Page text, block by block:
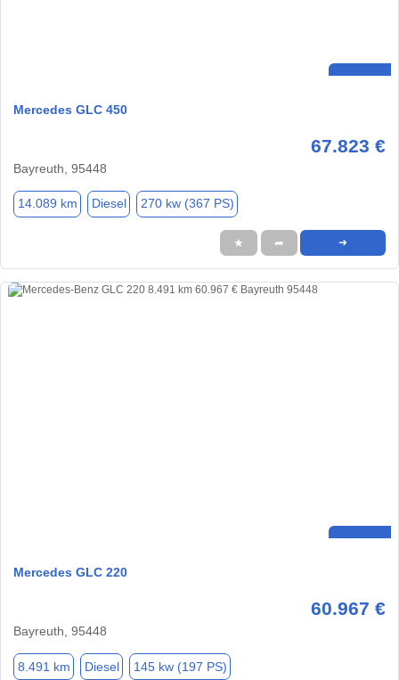
Mercedes GLC 450
67.823 €
Bayreuth, 95448
14.089 km Diesel 270 kw (367 PS)
★ ➦ ➜
Mercedes GLC 220
60.967 €
Bayreuth, 95448
8.491 km Diesel 145 kw (197 PS)